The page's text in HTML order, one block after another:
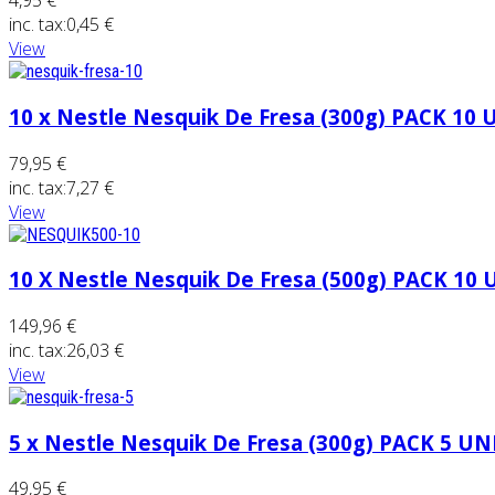
inc. tax:0,45 €
View
10 x Nestle Nesquik De Fresa (300g) PACK 10
79,95 €
inc. tax:7,27 €
View
10 X Nestle Nesquik De Fresa (500g) PACK 10
149,96 €
inc. tax:26,03 €
View
5 x Nestle Nesquik De Fresa (300g) PACK 5
49,95 €